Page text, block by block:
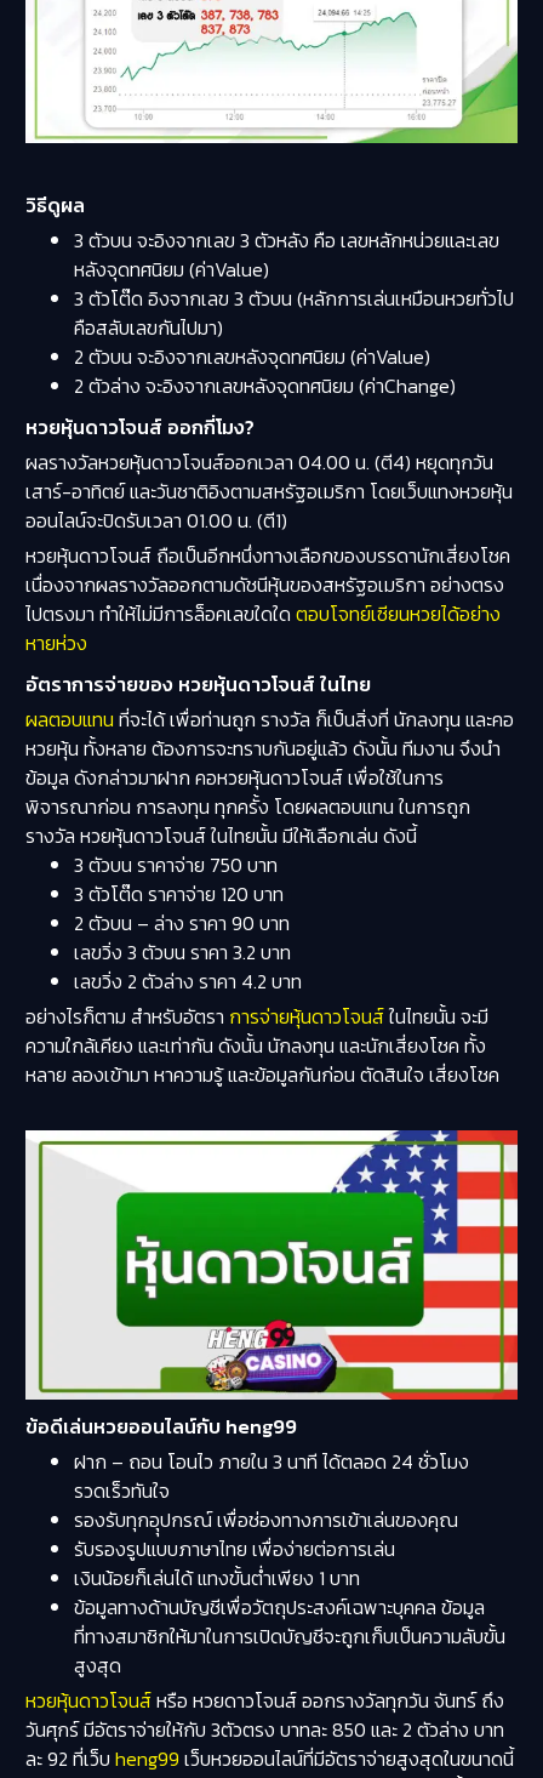
วิธีดูผล
3 ตัวบน จะอิงจากเลข 3 ตัวหลัง คือ เลขหลักหน่วยและเลข
หลังจุดทศนิยม (ค่าValue)
3 ตัวโต๊ด อิงจากเลข 3 ตัวบน (หลักการเล่นเหมือนหวยทั่วไป
คือสลับเลขกันไปมา)
2 ตัวบน จะอิงจากเลขหลังจุดทศนิยม (ค่าValue)
2 ตัวล่าง จะอิงจากเลขหลังจุดทศนิยม (ค่าChange)
หวยหุ้นดาวโจนส์ ออกกี่โมง?
ผลรางวัลหวยหุ้นดาวโจนส์ออกเวลา 04.00 น. (ตี4) หยุดทุกวัน
เสาร์-อาทิตย์ และวันชาติอิงตามสหรัฐอเมริกา โดยเว็บแทงหวยหุ้น
ออนไลน์จะปิดรับเวลา 01.00 น. (ตี1)
หวยหุ้นดาวโจนส์ ถือเป็นอีกหนึ่งทางเลือกของบรรดานักเสี่ยงโชค
เนื่องจากผลรางวัลออกตามดัชนีหุ้นของสหรัฐอเมริกา อย่างตรง
ไปตรงมา ทำให้ไม่มีการล็อคเลขใดใด ตอบโจทย์เซียนหวยได้อย่าง
หายห่วง
อัตราการจ่ายของ หวยหุ้นดาวโจนส์ ในไทย
ผลตอบแทน ที่จะได้ เพื่อท่านถูก รางวัล ก็เป็นสิ่งที่ นักลงทุน และคอ
หวยหุ้น ทั้งหลาย ต้องการจะทราบกันอยู่แล้ว ดังนั้น ทีมงาน จึงนำ
ข้อมูล ดังกล่าวมาฝาก คอหวยหุ้นดาวโจนส์ เพื่อใช้ในการ
พิจารณาก่อน การลงทุน ทุกครั้ง โดยผลตอบแทน ในการถูก
รางวัล หวยหุ้นดาวโจนส์ ในไทยนั้น มีให้เลือกเล่น ดังนี้
3 ตัวบน ราคาจ่าย 750 บาท
3 ตัวโต๊ด ราคาจ่าย 120 บาท
2 ตัวบน – ล่าง ราคา 90 บาท
เลขวิ่ง 3 ตัวบน ราคา 3.2 บาท
เลขวิ่ง 2 ตัวล่าง ราคา 4.2 บาท
อย่างไรก็ตาม สำหรับอัตรา การจ่ายหุ้นดาวโจนส์ในไทยนั้น จะมี
ความใกล้เคียง และเท่ากัน ดังนั้น นักลงทุน และนักเสี่ยงโชค ทั้ง
หลาย ลองเข้ามา หาความรู้ และข้อมูลกันก่อน ตัดสินใจ เสี่ยงโชค
ข้อดีเล่นหวยออนไลน์กับ heng99
ฝาก – ถอน โอนไว ภายใน 3 นาที ได้ตลอด 24 ชั่วโมง
รวดเร็วทันใจ
รองรับทุกอุุปกรณ์ เพื่อช่องทางการเข้าเล่นของคุณ
รับรองรูปแบบภาษาไทย เพื่อง่ายต่อการเล่น
เงินน้อยก็เล่นได้ แทงขั้นต่ำเพียง 1 บาท
ข้อมูลทางด้านบัญชีเพื่อวัตถุประสงค์เฉพาะบุคคล ข้อมูล
ที่ทางสมาชิกให้มาในการเปิดบัญชีจะถูกเก็บเป็นความลับขั้น
สูงสุด
หวยหุ้นดาวโจนส์หรือ หวยดาวโจนส์ ออกรางวัลทุกวัน จันทร์ ถึง
วันศุกร์ มีอัตราจ่ายให้กับ 3ตัวตรง บาทละ 850 และ 2 ตัวล่าง บาท
ละ 92 ที่เว็บ heng99 เว็บหวยออนไลน์ที่มีอัตราจ่ายสูงสุดในขนาดนี้